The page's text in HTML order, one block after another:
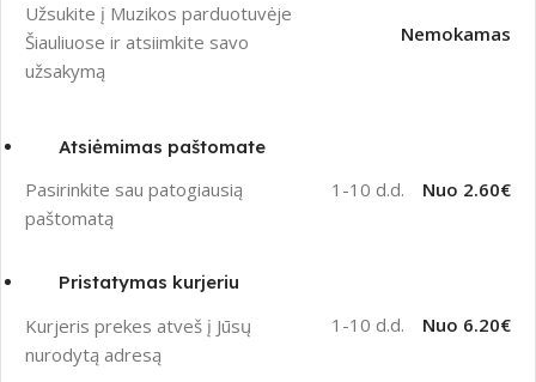
Užsukite į Muzikos parduotuvėje
Šiauliuose ir atsiimkite savo
užsakymą
Nemokamas
Atsiėmimas paštomate
Pasirinkite sau patogiausią
paštomatą
1-10 d.d. Nuo 2.60€
Pristatymas kurjeriu
Kurjeris prekes atveš į Jūsų
nurodytą adresą
1-10 d.d. Nuo 6.20€